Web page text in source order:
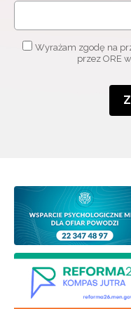
Wyrażam zgodę na
przez ORE